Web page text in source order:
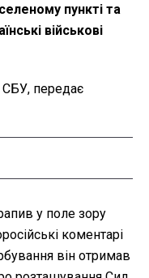
пункті та
військові
передає
у поле зору
коментарі
він отримав